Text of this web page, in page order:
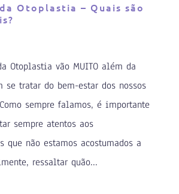
Otoplastia – Quais são
Otoplastia vão MUITO além da
se tratar do bem-estar dos nossos
sempre falamos, é importante
sempre atentos aos
que não estamos acostumados a
ressaltar quão...